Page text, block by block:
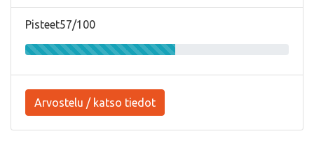
Pisteet57/100
Arvostelu / katso tiedot